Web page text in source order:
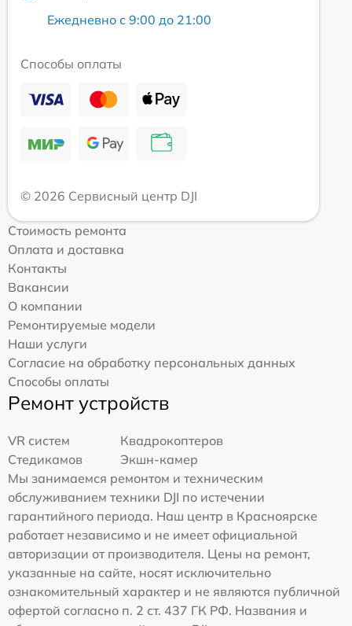
Ежедневно с 9:00 до 21:00
Способы оплаты
© 2026 Сервисный центр DJI
Стоимость ремонта
Оплата и доставка
Контакты
Вакансии
О компании
Ремонтируемые модели
Наши услуги
Согласие на обработку персональных данных
Способы оплаты
Ремонт устройств
VR систем
Квадрокоптеров
Стедикамов
Экшн-камер
Мы занимаемся ремонтом и техническим
обслуживанием техники DJI по истечении
гарантийного периода. Наш центр в Красноярске
работает независимо и не имеет официальной
авторизации от производителя. Цены на ремонт,
указанные на сайте, носят исключительно
ознакомительный характер и не являются публичной
офертой согласно п. 2 ст. 437 ГК РФ. Названия и